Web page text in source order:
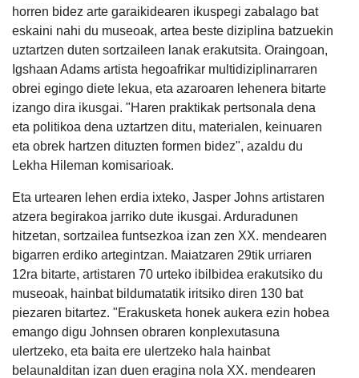
horren bidez arte garaikidearen ikuspegi zabalago bat
eskaini nahi du museoak, artea beste diziplina batzuekin
uztartzen duten sortzaileen lanak erakutsita. Oraingoan,
Igshaan Adams artista hegoafrikar multidiziplinarraren
obrei egingo diete lekua, eta azaroaren lehenera bitarte
izango dira ikusgai. "Haren praktikak pertsonala dena
eta politikoa dena uztartzen ditu, materialen, keinuaren
eta obrek hartzen dituzten formen bidez", azaldu du
Lekha Hileman komisarioak.
Eta urtearen lehen erdia ixteko, Jasper Johns artistaren
atzera begirakoa jarriko dute ikusgai. Arduradunen
hitzetan, sortzailea funtsezkoa izan zen XX. mendearen
bigarren erdiko artegintzan. Maiatzaren 29tik urriaren
12ra bitarte, artistaren 70 urteko ibilbidea erakutsiko du
museoak, hainbat bildumatatik iritsiko diren 130 bat
piezaren bitartez. "Erakusketa honek aukera ezin hobea
emango digu Johnsen obraren konplexutasuna
ulertzeko, eta baita ere ulertzeko hala hainbat
belaunalditan izan duen eragina nola XX. mendearen